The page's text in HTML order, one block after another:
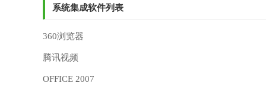
系统集成软件列表
360浏览器
腾讯视频
OFFICE 2007